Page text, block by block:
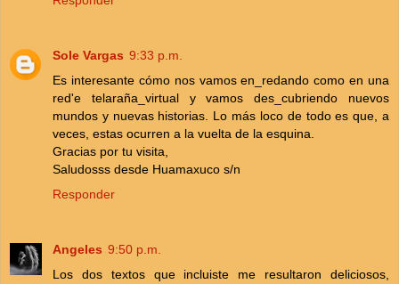
Sole Vargas 9:33 p.m.
Es interesante cómo nos vamos en_redando como en una
red'e telaraña_virtual y vamos des_cubriendo nuevos
mundos y nuevas historias. Lo más loco de todo es que, a
veces, estas ocurren a la vuelta de la esquina.
Gracias por tu visita,
Saludosss desde Huamaxuco s/n
Responder
Angeles 9:50 p.m.
Los dos textos que incluiste me resultaron deliciosos,